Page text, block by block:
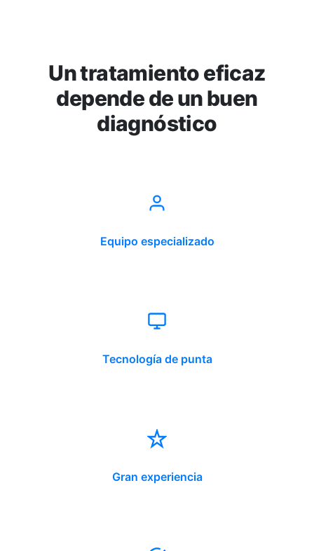
Un tratamiento eficaz
depende de un buen
diagnóstico
Equipo especializado
Tecnología de punta
Gran experiencia